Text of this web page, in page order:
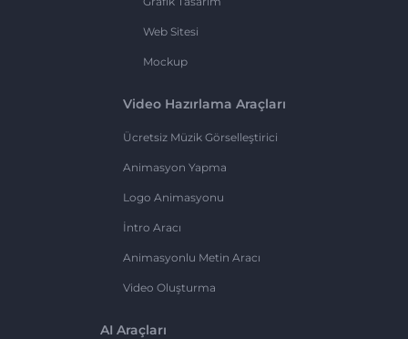
Web Sitesi
Mockup
Video Hazırlama Araçları
Ücretsiz Müzik Görselleştirici
Animasyon Yapma
Logo Animasyonu
İntro Aracı
Animasyonlu Metin Aracı
Video Oluşturma
AI Araçları